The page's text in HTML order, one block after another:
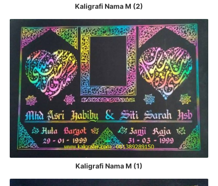
Kaligrafi Nama M (2)
Kaligrafi Nama M (1)